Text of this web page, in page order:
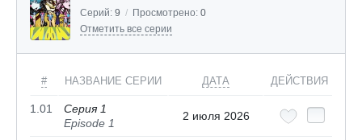
Серий: 9 / Просмотрено: 0
Отметить все серии
# НАЗВАНИЕ СЕРИИ ДАТА ДЕЙСТВИЯ
1.01
Серия 1
Episode 1
2 июля 2026